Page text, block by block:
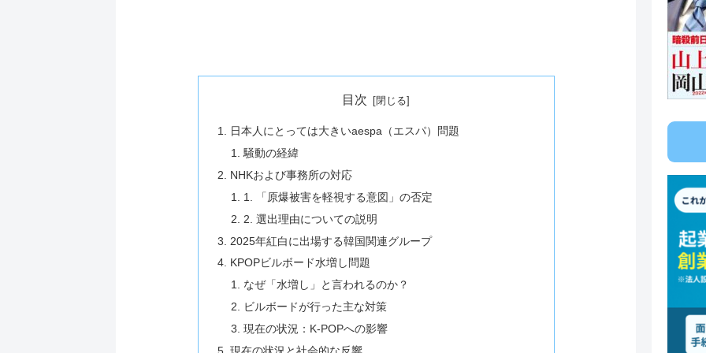
目次
日本人にとっては大きいaespa（エスパ）問題
騒動の経緯
NHKおよび事務所の対応
1. 「原爆被害を軽視する意図」の否定
2. 選出理由についての説明
2025年紅白に出場する韓国関連グループ
KPOPビルボード水増し問題
なぜ「水増し」と言われるのか？
ビルボードが行った主な対策
現在の状況：K-POPへの影響